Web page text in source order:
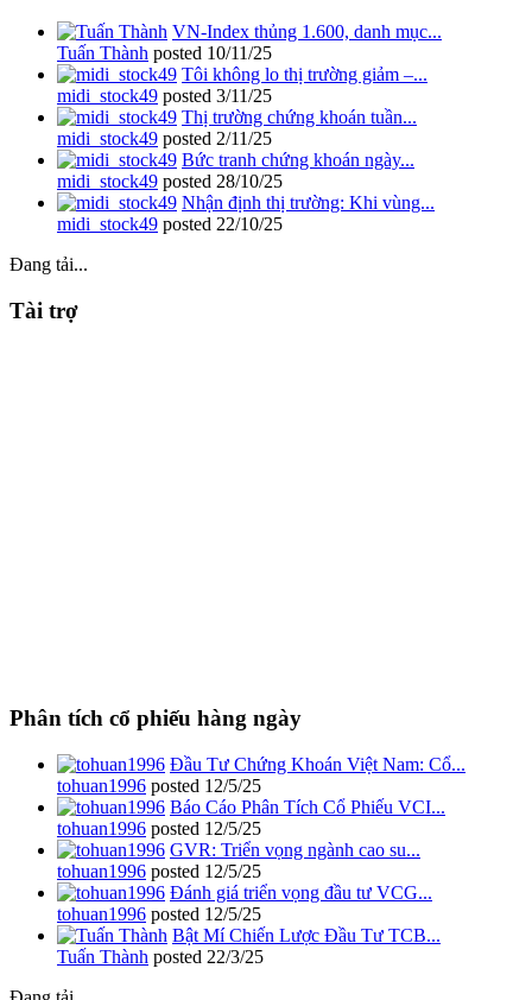
VN-Index thủng 1.600, danh mục...
Tuấn Thành posted 10/11/25
Tôi không lo thị trường giảm –...
midi_stock49 posted 3/11/25
Thị trường chứng khoán tuần...
midi_stock49 posted 2/11/25
Bức tranh chứng khoán ngày...
midi_stock49 posted 28/10/25
Nhận định thị trường: Khi vùng...
midi_stock49 posted 22/10/25
Đang tải...
Tài trợ
Phân tích cổ phiếu hàng ngày
Đầu Tư Chứng Khoán Việt Nam: Cổ...
tohuan1996 posted 12/5/25
Báo Cáo Phân Tích Cổ Phiếu VCI...
tohuan1996 posted 12/5/25
GVR: Triển vọng ngành cao su...
tohuan1996 posted 12/5/25
Đánh giá triển vọng đầu tư VCG...
tohuan1996 posted 12/5/25
Bật Mí Chiến Lược Đầu Tư TCB...
Tuấn Thành posted 22/3/25